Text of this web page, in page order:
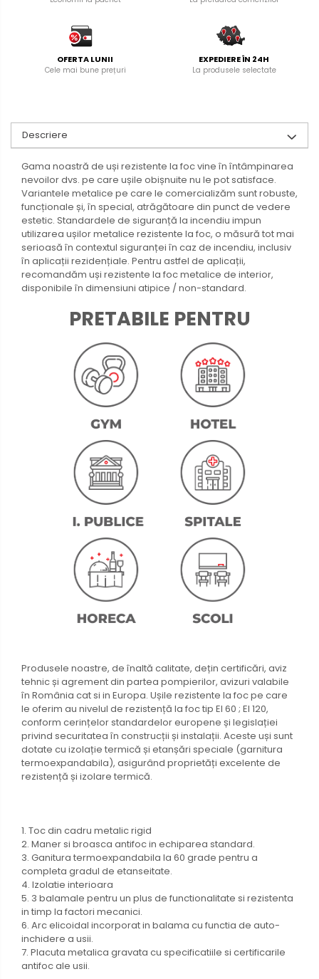
OFERTA LUNII
Cele mai bune prețuri
EXPEDIERE ÎN 24H
La produsele selectate
Descriere
Gama noastră de uși rezistente la foc vine în întâmpinarea
nevoilor dvs. pe care ușile obișnuite nu le pot satisface.
Variantele metalice pe care le comercializăm sunt robuste,
funcționale și, în special, atrăgătoare din punct de vedere
estetic. Standardele de siguranță la incendiu impun
utilizarea ușilor metalice rezistente la foc, o măsură tot mai
serioasă în contextul siguranței în caz de incendiu, inclusiv
în aplicații rezidențiale. Pentru astfel de aplicații,
recomandăm uși rezistente la foc metalice de interior,
disponibile în dimensiuni atipice / non-standard.
PRETABILE PENTRU
Produsele noastre, de înaltă calitate, dețin certificări, aviz
tehnic și agrement din partea pompierilor, avizuri valabile
în România cat si in Europa. Ușile rezistente la foc pe care
le oferim au nivelul de rezistență la foc tip EI 60 ; EI 120,
conform cerințelor standardelor europene și legislației
privind securitatea în construcții și instalații. Aceste uși sunt
dotate cu izolație termică și etanșări speciale (garnitura
termoexpandabila), asigurând proprietăți excelente de
rezistență și izolare termică.
1. Toc din cadru metalic rigid
2. Maner si broasca antifoc in echiparea standard.
3. Ganitura termoexpandabila la 60 grade pentru a
completa gradul de etanseitate.
4. Izolatie interioara
5. 3 balamale pentru un plus de functionalitate si rezistenta
in timp la factori mecanici.
6. Arc elicoidal incorporat in balama cu functia de auto-
inchidere a usii.
7. Placuta metalica gravata cu specificatiile si certificarile
antifoc ale usii.